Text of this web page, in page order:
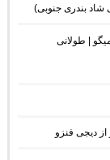
و علی دامیگو | طولانی
دیجی فنزو